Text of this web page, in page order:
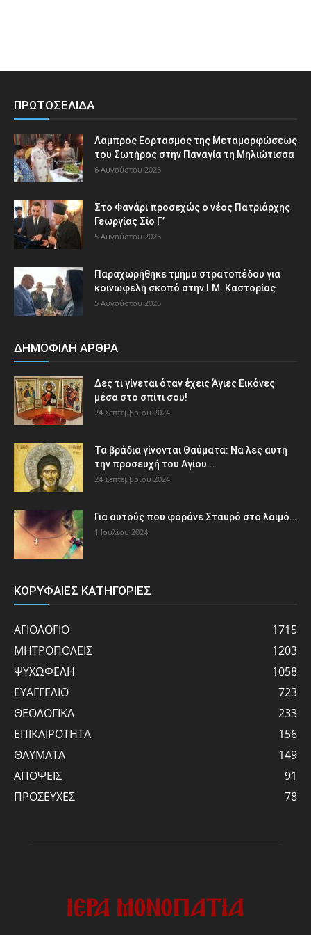
ΠΡΩΤΟΣΕΛΙΔΑ
Λαμπρός Εορτασμός της Μεταμορφώσεως
του Σωτήρος στην Παναγία τη Μηλιώτισσα
6 Αυγούστου 2026
Στο Φανάρι προσεχώς ο νέος Πατριάρχης
Γεωργίας Σίο Γ’
5 Αυγούστου 2026
Παραχωρήθηκε τμήμα στρατοπέδου για
κοινωφελή σκοπό στην Ι.Μ. Καστορίας
5 Αυγούστου 2026
ΔΗΜΟΦΙΛΗ ΑΡΘΡΑ
Δες τι γίνεται όταν έχεις Άγιες Εικόνες
μέσα στο σπίτι σου!
24 Σεπτεμβρίου 2024
Τα βράδια γίνονται Θαύματα: Να λες αυτή
την προσευχή του Αγίου...
24 Σεπτεμβρίου 2024
Για αυτούς που φοράνε Σταυρό στο λαιμό…
1 Ιουλίου 2024
ΚΟΡΥΦΑΙΕΣ ΚΑΤΗΓΟΡΙΕΣ
ΑΓΙΟΛΟΓΙΟ
1715
ΜΗΤΡΟΠΟΛΕΙΣ
1203
ΨΥΧΩΦΕΛΗ
1058
ΕΥΑΓΓΕΛΙΟ
723
ΘΕΟΛΟΓΙΚΑ
233
ΕΠΙΚΑΙΡΟΤΗΤΑ
156
ΘΑΥΜΑΤΑ
149
ΑΠΟΨΕΙΣ
91
ΠΡΟΣΕΥΧΕΣ
78